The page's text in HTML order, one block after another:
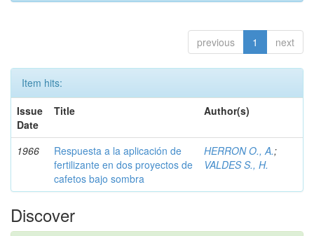
previous 1 next
Item hits:
Issue
Date
Title Author(s)
1966
Respuesta a la aplicación de
fertilizante en dos proyectos de
cafetos bajo sombra
HERRON O., A.;
VALDES S., H.
Discover